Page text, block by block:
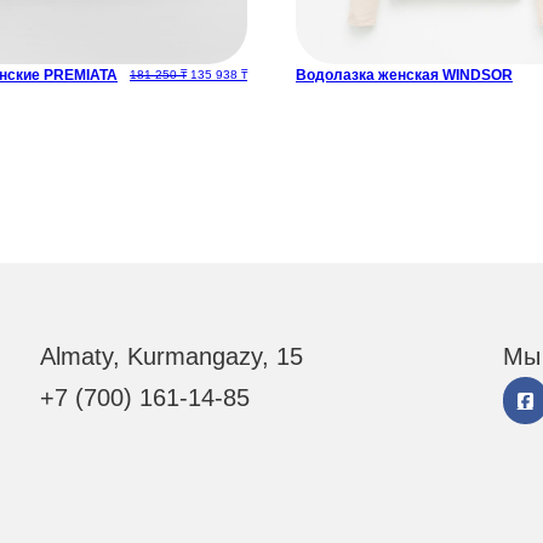
PREMIATA 181 250₸ Первоначальная цена составляла 181 250 ₸.
135 938 ₸Текущая цена: 135 938 ₸.
Водолазка женская WINDSOR
Almaty, Kurmangazy, 15
+7 (700) 161-14-85
Мы